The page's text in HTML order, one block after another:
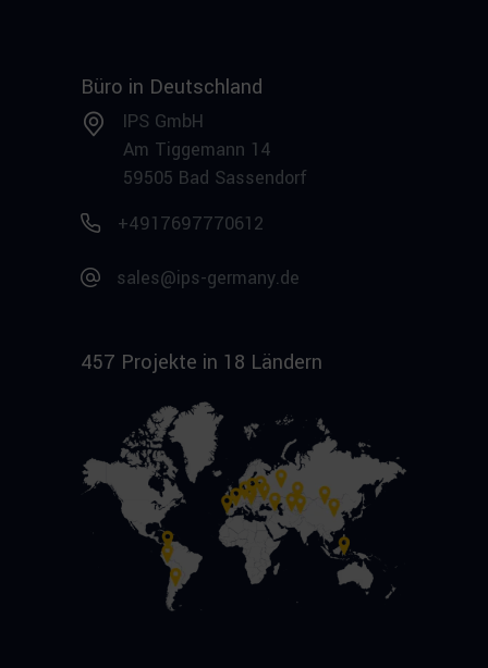
Büro in Deutschland
IPS GmbH
Am Tiggemann 14
59505 Bad Sassendorf
+4917697770612
sales@ips-germany.de
457 Projekte in 18 Ländern